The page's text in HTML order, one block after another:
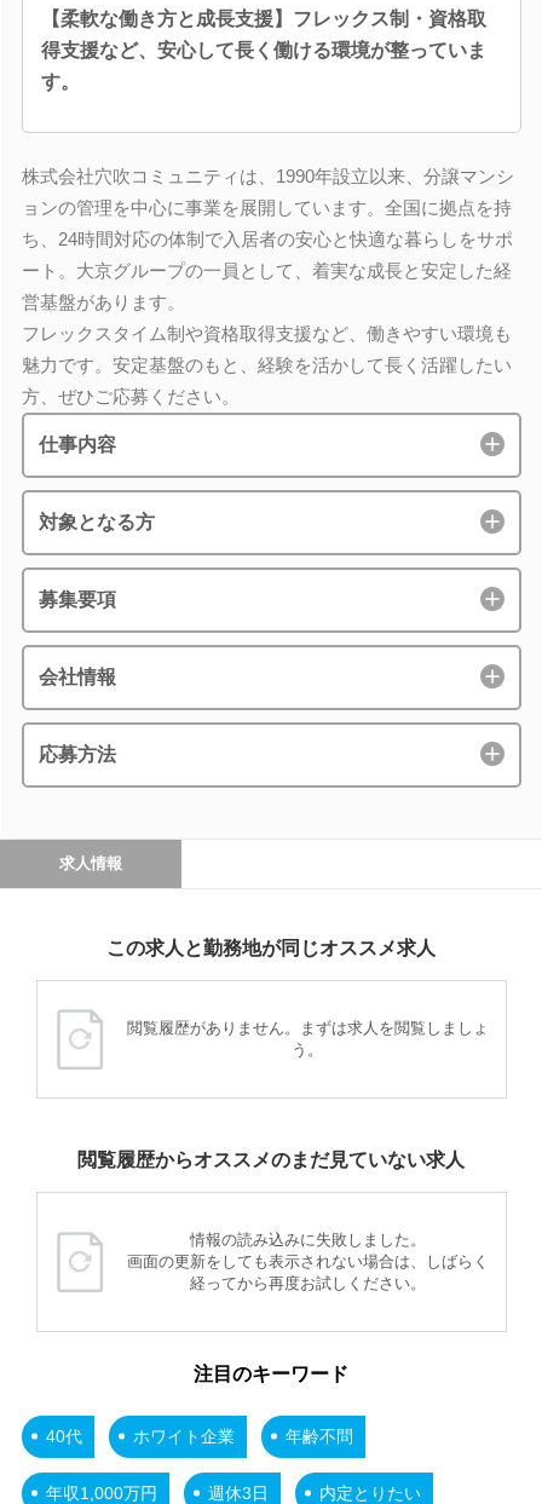
【柔軟な働き方と成長支援】フレックス制・資格取
得支援など、安心して長く働ける環境が整っていま
す。
株式会社穴吹コミュニティは、1990年設立以来、分譲マンシ
ョンの管理を中心に事業を展開しています。全国に拠点を持
ち、24時間対応の体制で入居者の安心と快適な暮らしをサポ
ート。大京グループの一員として、着実な成長と安定した経
営基盤があります。
フレックスタイム制や資格取得支援など、働きやすい環境も
魅力です。安定基盤のもと、経験を活かして長く活躍したい
方、ぜひご応募ください。
仕事内容
対象となる方
募集要項
会社情報
応募方法
求人情報
この求人と勤務地が同じオススメ求人
閲覧履歴がありません。まずは求人を閲覧しましょ
う。
閲覧履歴からオススメのまだ見ていない求人
情報の読み込みに失敗しました。
画面の更新をしても表示されない場合は、しばらく
経ってから再度お試しください。
注目のキーワード
40代 ホワイト企業 年齢不問
年収1,000万円 週休3日 内定とりたい